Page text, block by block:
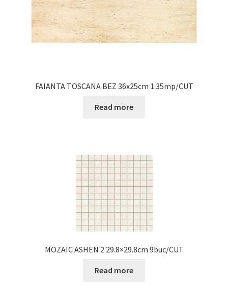
FAIANTA TOSCANA BEZ 36x25cm 1.35mp/CUT
Read more
MOZAIC ASHEN 2 29.8×29.8cm 9buc/CUT
Read more